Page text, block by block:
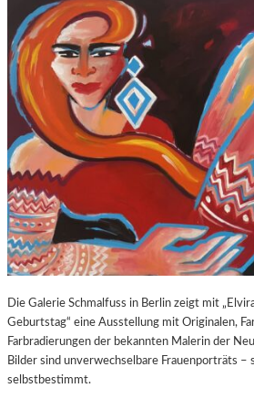
R
.
B
R
T
P
U
“
I
D
F
Die Galerie Schmalfuss in Berlin zeigt mit
Geburtstag“ eine Ausstellung mit Originalen,
Farbradierungen der bekannten Malerin der
Bilder sind unverwechselbare Frauenporträts –
selbstbestimmt.